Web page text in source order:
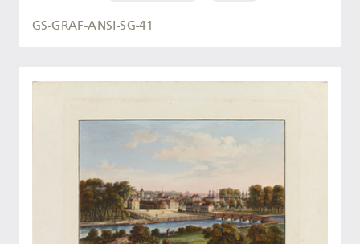
GS-GRAF-ANSI-SG-41